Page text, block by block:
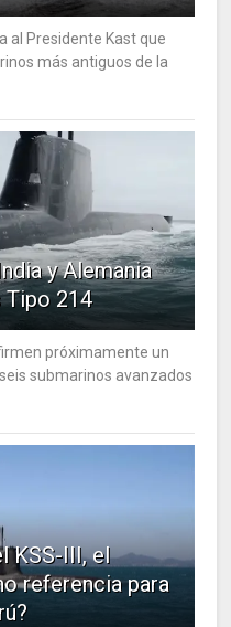
al Presidente Kast que
más antiguos de la
y Alemania
Tipo 214
próximamente un
submarinos avanzados
KSS-III, el
referencia para